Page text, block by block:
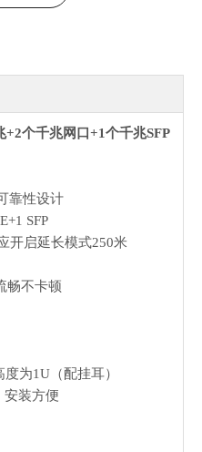
+2个千兆网口+1个千兆SFP
靠性设计
SFP
开启延长模式250米
畅不卡顿
为1U（配挂耳）
安装方便